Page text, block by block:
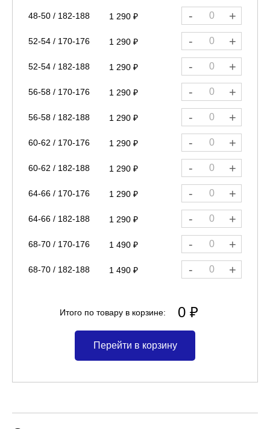
48-50 / 182-188 1 290 ₽ - +
52-54 / 170-176 1 290 ₽ - +
52-54 / 182-188 1 290 ₽ - +
56-58 / 170-176 1 290 ₽ - +
56-58 / 182-188 1 290 ₽ - +
60-62 / 170-176 1 290 ₽ - +
60-62 / 182-188 1 290 ₽ - +
64-66 / 170-176 1 290 ₽ - +
64-66 / 182-188 1 290 ₽ - +
68-70 / 170-176 1 490 ₽ - +
68-70 / 182-188 1 490 ₽ - +
Итого по товару в корзине: 0 ₽
Перейти в корзину